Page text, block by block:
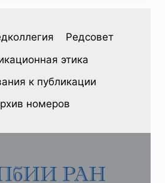
СОЗДАНИЯ
БЕЗЪЯДЕРНОЙ
Редсовет
этика
к публикации
номеров